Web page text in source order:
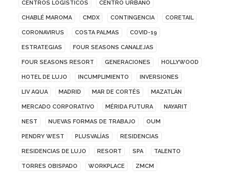
CENTROS LOGÍSTICOS CENTRO URBANO
CHABLÉ MAROMA CMDX CONTINGENCIA CORETAIL
CORONAVIRUS COSTA PALMAS COVID-19
ESTRATEGIAS FOUR SEASONS CANALEJAS
FOUR SEASONS RESORT GENERACIONES HOLLYWOOD
HOTEL DE LUJO INCUMPLIMIENTO INVERSIONES
LIV AQUA MADRID MAR DE CORTÉS MAZATLÁN
MERCADO CORPORATIVO MÉRIDA FUTURA NAYARIT
NEST NUEVAS FORMAS DE TRABAJO OUM
PENDRY WEST PLUSVALÍAS RESIDENCIAS
RESIDENCIAS DE LUJO RESORT SPA TALENTO
TORRES OBISPADO WORKPLACE ZMCM